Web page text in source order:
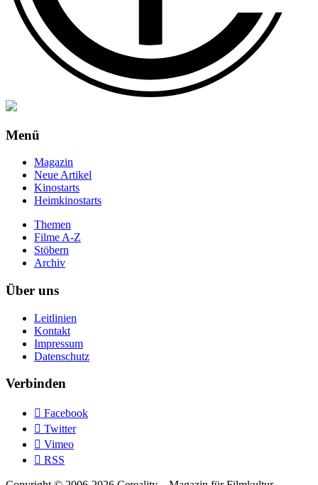
Menü
Magazin
Neue Artikel
Kinostarts
Heimkinostarts
Themen
Filme A-Z
Stöbern
Archiv
Über uns
Leitlinien
Kontakt
Impressum
Datenschutz
Verbinden
 Facebook
 Twitter
 Vimeo
 RSS